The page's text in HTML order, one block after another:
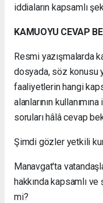
iddiaların kapsamlı
KAMUOYU CEVAP
Resmi yazışmalarda
dosyada, söz konusu
faaliyetlerin hangi
alanlarının
soruları hâlâ cevap
Şimdi gözler yetkili
Manavgat'ta
hakkında kapsamlı
mi?